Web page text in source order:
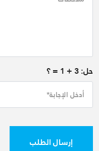
حل:3
+
1= ؟
إرسال الطلب